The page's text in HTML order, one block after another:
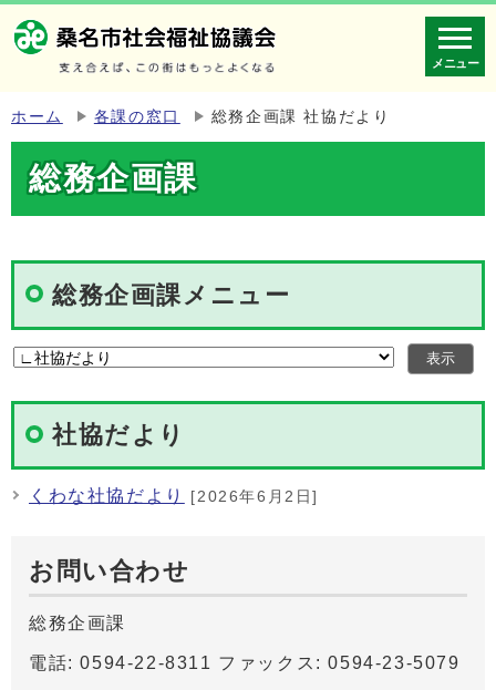
メニュー
ホーム 各課の窓口 総務企画課 社協だより
総務企画課
総務企画課メニュー
社協だより
くわな社協だより [2026年6月2日]
お問い合わせ
総務企画課
電話: 0594-22-8311 ファックス: 0594-23-5079